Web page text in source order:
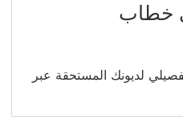
خطاب
لديونك المستحقة عبر